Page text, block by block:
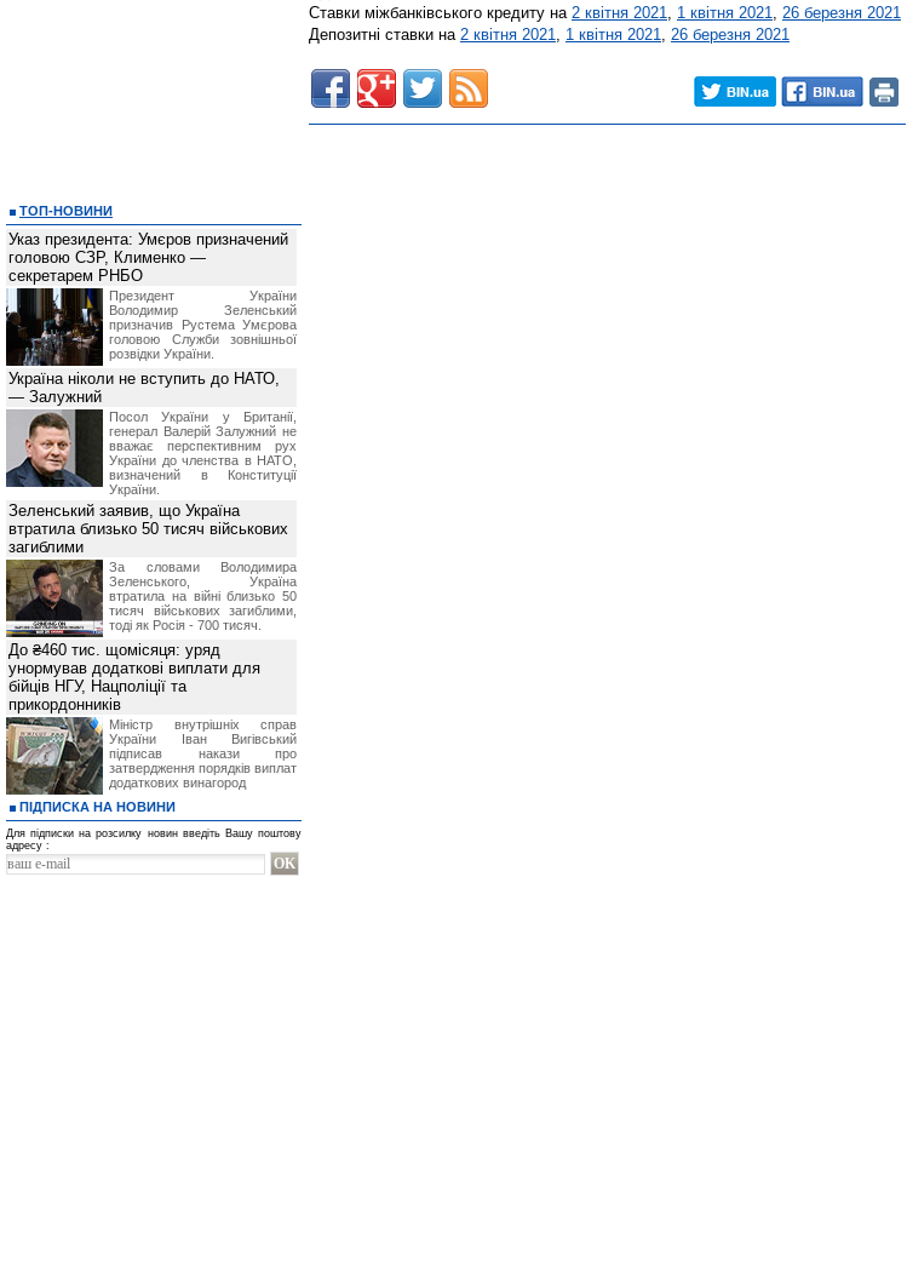
Ставки міжбанківського кредиту на 2 квітня 2021, 1 квітня 2021, 26 березня 2021
Депозитні ставки на 2 квітня 2021, 1 квітня 2021, 26 березня 2021
ТОП-НОВИНИ
Указ президента: Умєров призначений
головою СЗР, Клименко —
секретарем РНБО
Президент України
Володимир Зеленський
призначив Pустема Умєрова
головою Служби зовнішньої
розвідки України.
Україна ніколи не вступить до НАТО,
— Залужний
Посол України у Британії,
генерал Валерій Залужний не
вважає перспективним рух
України до членства в НАТО,
визначений в Конституції
України.
Зеленський заявив, що Україна
втратила близько 50 тисяч військових
загиблими
За словами Володимира
Зеленського, Україна
втратила на війні близько 50
тисяч військових загиблими,
тоді як Росія - 700 тисяч.
До ₴460 тис. щомісяця: уряд
унормував додаткові виплати для
бійців НГУ, Нацполіції та
прикордонників
Міністр внутрішніх справ
України Іван Вигівський
підписав накази про
затвердження порядків виплат
додаткових винагород
ПІДПИСКА НА НОВИНИ
Для підписки на розсилку новин введіть Вашу поштову
адресу :